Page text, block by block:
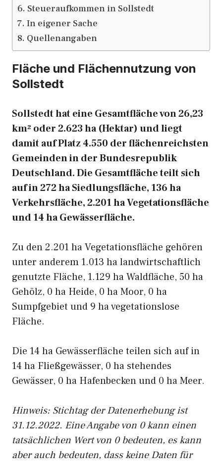
Steueraufkommen in Sollstedt
In eigener Sache
Quellenangaben
Fläche und Flächennutzung von
Sollstedt
Sollstedt hat eine Gesamtfläche von 26,23
km² oder 2.623 ha (Hektar) und liegt
damit auf Platz 4.550 der flächenreichsten
Gemeinden in der Bundesrepublik
Deutschland. Die Gesamtfläche teilt sich
auf in 272 ha Siedlungsfläche, 136 ha
Verkehrsfläche, 2.201 ha Vegetationsfläche
und 14 ha Gewässerfläche.
Zu den 2.201 ha Vegetationsfläche gehören
unter anderem 1.013 ha landwirtschaftlich
genutzte Fläche, 1.129 ha Waldfläche, 50 ha
Gehölz, 0 ha Heide, 0 ha Moor, 0 ha
Sumpfgebiet und 9 ha vegetationslose
Fläche.
Die 14 ha Gewässerfläche teilen sich auf in
14 ha Fließgewässer, 0 ha stehendes
Gewässer, 0 ha Hafenbecken und 0 ha Meer.
Hinweis: Stichtag der Datenerhebung ist
31.12.2022. Eine Angabe von 0 kann einen
tatsächlichen Wert von 0 bedeuten, es kann
aber auch bedeuten, dass keine Daten für